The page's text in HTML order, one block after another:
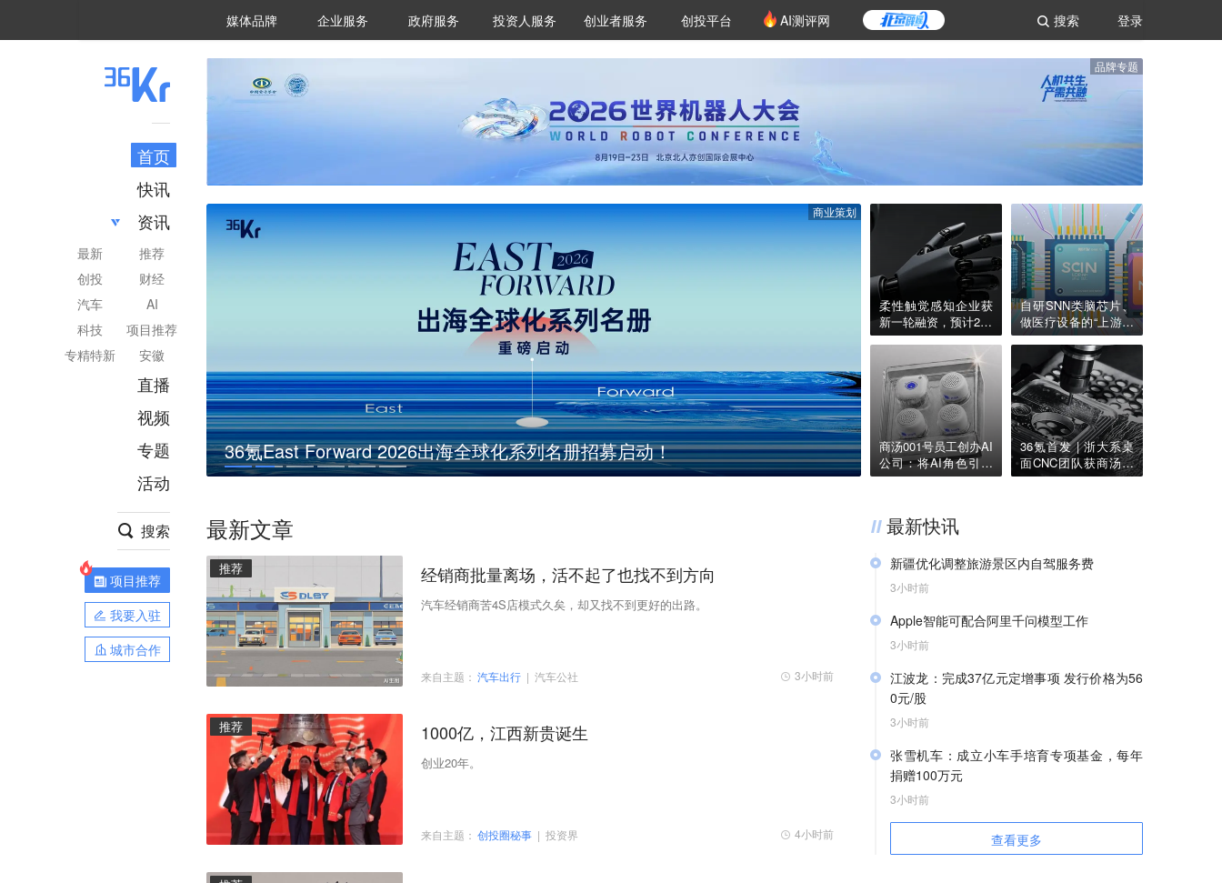
登录
搜索
媒体品牌 36Kr研究院
企业服务 城市之窗
政府服务 VClub投资机构库
投资机构职位推介
投资人服务 创投氪堂
创业者服务 创投平台 AI测评网
首页
快讯
资讯
推荐
财经
AI
项目推荐
安徽
最新
创投
汽车
科技
专精特新
直播
视频
专题
活动
搜索
项目推荐
我要入驻
城市合作
品牌专题
商业策划
36氪East Forward 2026出海全球化系列名册招募启动！ Cursor，即将彻底消失？
柔性触觉感知企业获
新一轮融资，预计202
6年公司营收翻10倍｜
自研SNN类脑芯片、
做医疗设备的“上游大
脑”，「米能科技」获
数千万元融资｜36氪
首发
商汤001号员工创办AI
公司：将AI角色引擎
做成护城河，获种子
36氪首发 | 浙大系桌
面CNC团队获商汤国
香、首形科技等近亿
最新文章
推荐 经销商批量离场，活不起了也找不到方向
汽车经销商苦4S店模式久矣，却又找不到更好的出路。
来自主题： 汽车出行 | 汽车公社 3小时前
推荐 1000亿，江西新贵诞生
创业20年。
来自主题： 创投圈秘事 | 投资界 4小时前
最新快讯
新疆优化调整旅游景区内自驾服务费
3小时前
持续优化旅游环境，更大力度惠及广大游客，新
疆维吾尔自治区文化和旅游厅联合有关部门指导
对收费模式和标准作出优化调整。各景区制定优
化调整方案，按程序报备后，将原按“人”收费、
按“车”收费全部调整为按“车”收费，根据不同车型
（以机动车行驶证核定载人数为准），5座及以
下价格均不超过120元/车，6至7座不超过180元/
车，8至19座不超过300元/车，20座及以上不超
过600元/车。因票务系统需调整升级，原
按“人”收费调整为按“车”收费的景区，新方案不晚
于8月20日0时起执行，新方案开始实行前为过渡
Apple智能可配合阿里千问模型工作
3小时前
阿里巴巴千问模型工作。（财联社）
江波龙：完成37亿元定增事项 发行价格为56
0元/股
3小时前
特定对象发行股票，实际发行660.71万股，发行
价格为560.00元/股，募集资金总额37亿元，扣除
发行费用后净额36.68亿元。发行对象最终确定
为21家，包括易方达基金、金长江、赵启祥、贺
伟等，限售期均为6个月。
张雪机车：成立小车手培育专项基金，每年
捐赠100万元
3小时前
金，每年捐赠100万元，定向资助11至16岁的中
国青少年摩托车手，每人每年可获10万至30万
查看更多